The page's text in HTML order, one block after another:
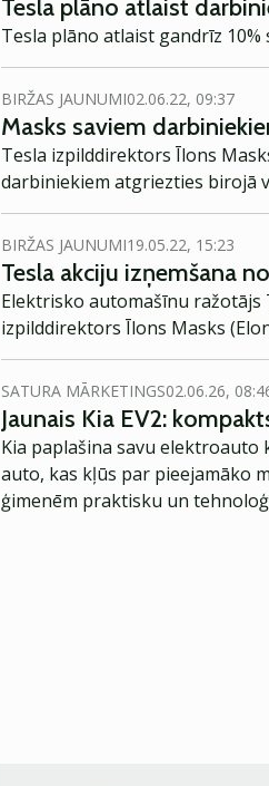
Tesla plāno atlaist
Tesla plāno atlaist gandrīz
BIRŽAS JAUNUMI02.06.22, 09:37
Masks saviem
Tesla izpilddirektors Īlons
darbiniekiem atgriezties birojā
BIRŽAS JAUNUMI19.05.22, 15:23
Tesla akciju izņemšana
Elektrisko automašīnu ražotājs
izpilddirektors Īlons Masks
SATURA MĀRKETINGS02.06.26,
Jaunais Kia EV2:
Kia paplašina savu elektroauto
auto, kas kļūs par pieejamāko
ģimenēm praktisku un